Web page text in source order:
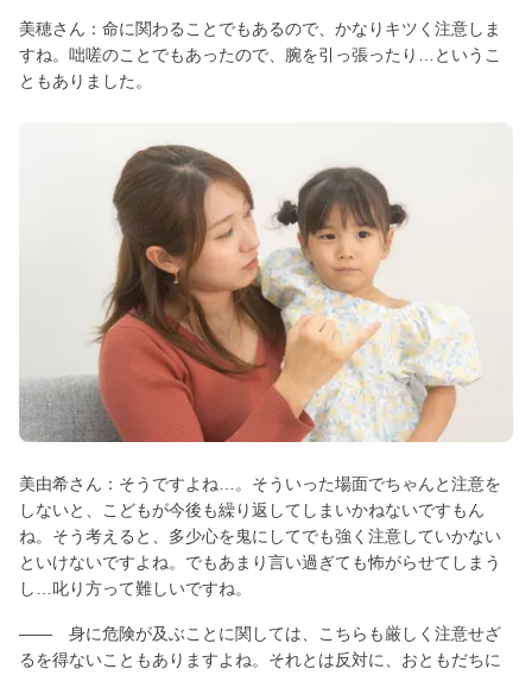
美穂さん：命に関わることでもあるので、かなりキツく注意しま
すね。咄嗟のことでもあったので、腕を引っ張ったり…というこ
ともありました。
美由希さん：そうですよね…。そういった場面でちゃんと注意を
しないと、こどもが今後も繰り返してしまいかねないですもん
ね。そう考えると、多少心を鬼にしてでも強く注意していかない
といけないですよね。でもあまり言い過ぎても怖がらせてしまう
し…叱り方って難しいですね。
―― 身に危険が及ぶことに関しては、こちらも厳しく注意せざ
るを得ないこともありますよね。それとは反対に、おともだちに